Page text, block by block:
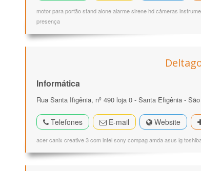
motor para portão stand alone alarme sirene hd câmeras
presença
Informática
Rua Santa Ifigênia, nº 490 loja 0 - Santa Efigênia -
Telefones E-mail Website
acer canix creative 3 com intel sony compag amda asus lg